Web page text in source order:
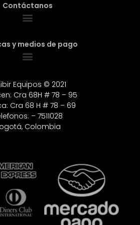
Contáctanos
y medios de pago
Equipos © 2021
Cra 68H # 78 – 95
Cra 68 H # 78 – 69
– 7511028
Colombia